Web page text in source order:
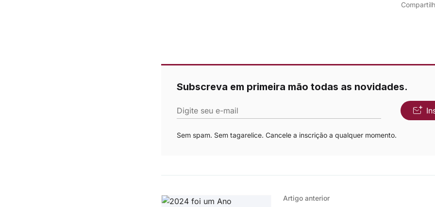
Subscreva em primeira mão todas as novidades.
Digite seu e-mail
Sem spam. Sem tagarelice. Cancele a inscrição a qualquer momento.
Artigo anterior